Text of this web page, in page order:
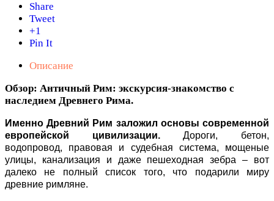
Share
Tweet
+1
Pin It
Описание
Обзор: Античный Рим: экскурсия-знакомство с
наследием Древнего Рима.
Именно Древний Рим заложил основы современной
европейской цивилизации.Дороги, бетон,
водопровод, правовая и судебная система, мощеные
улицы, канализация и даже пешеходная зебра – вот
далеко не полный список того, что подарили миру
древние римляне.